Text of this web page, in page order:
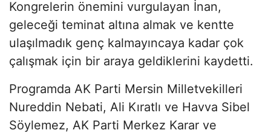
Kongrelerin önemini vurgulayan İnan,
geleceği teminat altına almak ve kentte
ulaşılmadık genç kalmayıncaya kadar çok
çalışmak için bir araya geldiklerini kaydetti.
Programda AK Parti Mersin Milletvekilleri
Nureddin Nebati, Ali Kıratlı ve Havva Sibel
Söylemez, AK Parti Merkez Karar ve